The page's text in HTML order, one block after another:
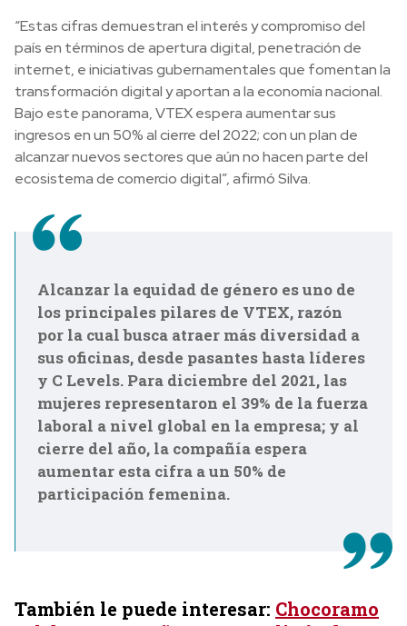
“Estas cifras demuestran el interés y compromiso del
país en términos de apertura digital, penetración de
internet, e iniciativas gubernamentales que fomentan la
transformación digital y aportan a la economía nacional.
Bajo este panorama, VTEX espera aumentar sus
ingresos en un 50% al cierre del 2022; con un plan de
alcanzar nuevos sectores que aún no hacen parte del
ecosistema de comercio digital”, afirmó Silva.
Alcanzar la equidad de género es uno de
los principales pilares de VTEX, razón
por la cual busca atraer más diversidad a
sus oficinas, desde pasantes hasta líderes
y C Levels. Para diciembre del 2021, las
mujeres representaron el 39% de la fuerza
laboral a nivel global en la empresa; y al
cierre del año, la compañía espera
aumentar esta cifra a un 50% de
participación femenina.
También le puede interesar: Chocoramo